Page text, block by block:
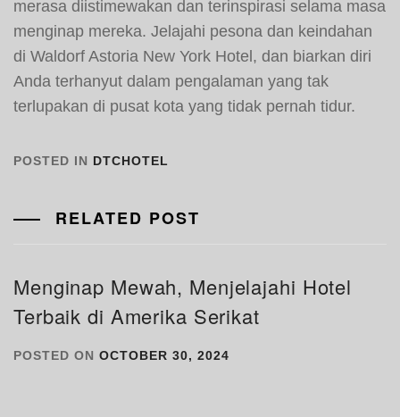
merasa diistimewakan dan terinspirasi selama masa
menginap mereka. Jelajahi pesona dan keindahan
di Waldorf Astoria New York Hotel, dan biarkan diri
Anda terhanyut dalam pengalaman yang tak
terlupakan di pusat kota yang tidak pernah tidur.
POSTED IN DTCHOTEL
RELATED POST
Menginap Mewah, Menjelajahi Hotel
Terbaik di Amerika Serikat
POSTED ON OCTOBER 30, 2024